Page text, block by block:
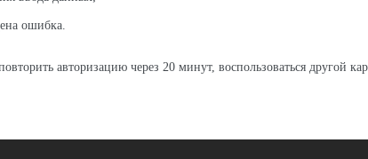
ошибка.
авторизацию через 20 минут, воспользоваться другой